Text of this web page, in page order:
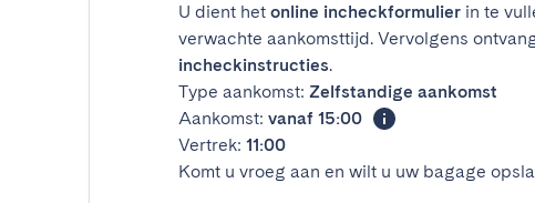
U dient het online incheckformulier in te
verwachte aankomsttijd. Vervolgens
incheckinstructies.
Type aankomst: Zelfstandige aankomst
Aankomst: vanaf 15:00
Vertrek: 11:00
Komt u vroeg aan en wilt u uw bagage